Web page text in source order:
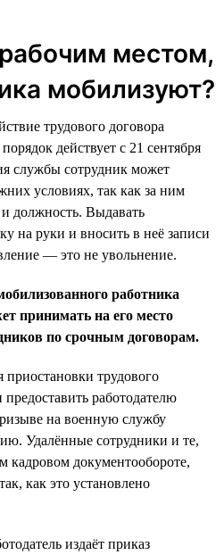
местом,
мобилизуют?
трудового договора
действует с 21 сентября
службы сотрудник может
условиях, так как за ним
и должность. Выдавать
на руки и вносить в неё записи
— это не увольнение.
работника
принимать на его место
по срочным договорам.
приостановки трудового
работодателю
на военную службу
Удалённые сотрудники и те,
кадровом документообороте,
как это установлено
издаёт приказ